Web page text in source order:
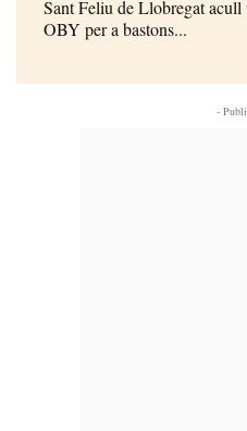
Sant Feliu de Llobregat
OBY per a bastons...
-